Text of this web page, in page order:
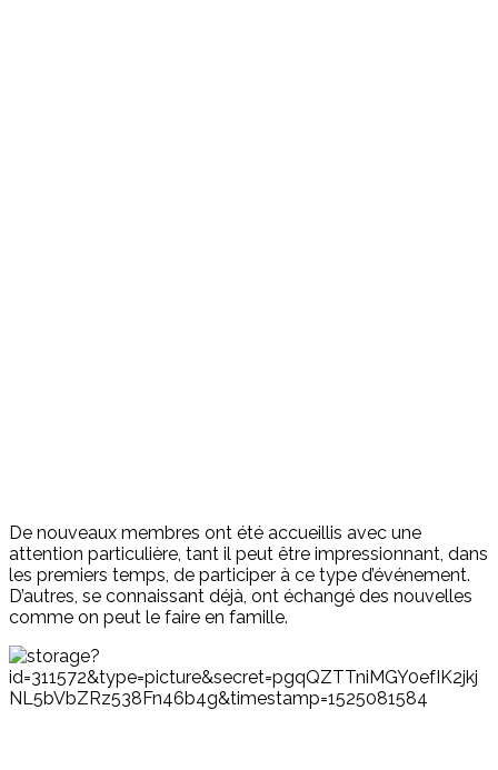
De nouveaux membres ont été accueillis avec une
attention particulière, tant il peut être impressionnant, dans
les premiers temps, de participer à ce type d’événement.
D’autres, se connaissant déjà, ont échangé des nouvelles
comme on peut le faire en famille.